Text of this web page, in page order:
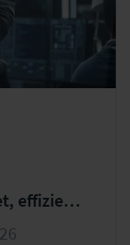
effizient